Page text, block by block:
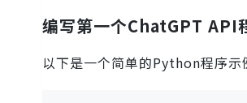
编写第一个ChatGPT API
以下是一个简单的Python程序示